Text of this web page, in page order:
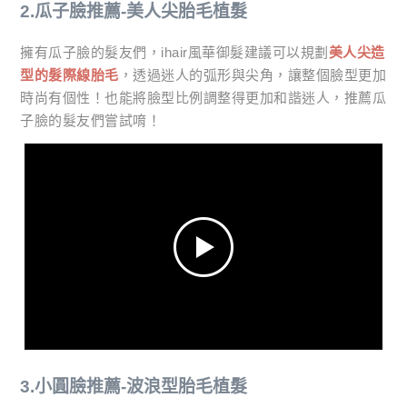
2.瓜子臉推薦-美人尖胎毛植髮
擁有瓜子臉的髮友們，ihair風華御髮建議可以規劃 美人尖造
型的髮際線胎毛 ，透過迷人的弧形與尖角，讓整個臉型更加
時尚有個性！也能將臉型比例調整得更加和諧迷人，推薦瓜
子臉的髮友們嘗試唷！
3.小圓臉推薦-波浪型胎毛植髮